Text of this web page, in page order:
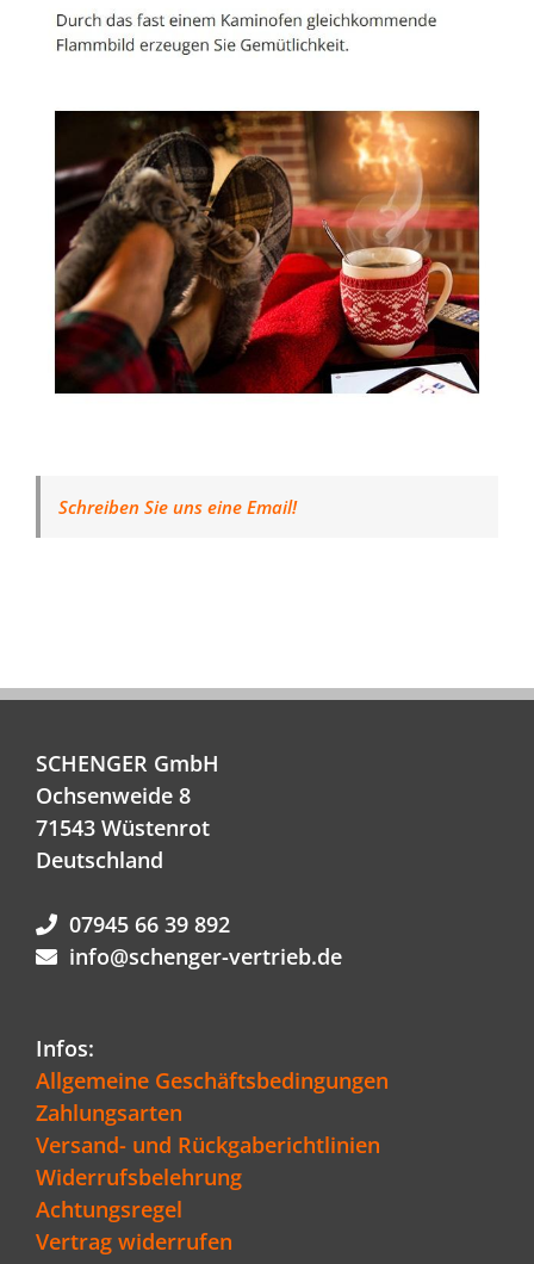
Schreiben Sie uns eine Email!
SCHENGER GmbH
Ochsenweide 8
71543 Wüstenrot
Deutschland
07945 66 39 892
info@schenger-vertrieb.de
Infos:
Allgemeine Geschäftsbedingungen
Zahlungsarten
Versand- und Rückgaberichtlinien
Widerrufsbelehrung
Achtungsregel
Vertrag widerrufen